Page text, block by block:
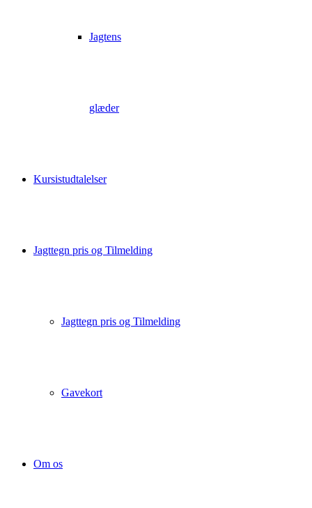
Jagtens
glæder
Kursistudtalelser
Jagttegn pris og Tilmelding
Jagttegn pris og Tilmelding
Gavekort
Om os